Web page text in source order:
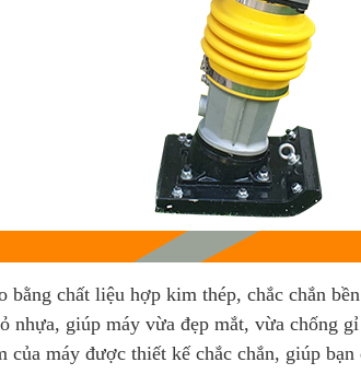
bằng chất liệu hợp kim thép, chắc chắn
nhựa, giúp máy vừa đẹp mắt, vừa chống gỉ
của máy được thiết kế chắc chắn, giúp bạn